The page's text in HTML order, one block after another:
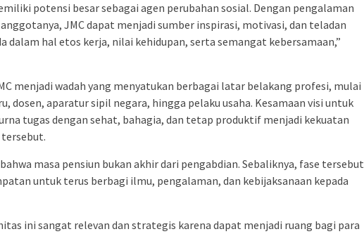
potensi besar sebagai agen perubahan sosial. Dengan pengalaman
JMC dapat menjadi sumber inspirasi, motivasi, dan teladan
dalam hal etos kerja, nilai kehidupan, serta semangat kebersamaan,”
menjadi wadah yang menyatukan berbagai latar belakang profesi, mulai
dosen, aparatur sipil negara, hingga pelaku usaha. Kesamaan visi untuk
tugas dengan sehat, bahagia, dan tetap produktif menjadi kekuatan
masa pensiun bukan akhir dari pengabdian. Sebaliknya, fase tersebut
untuk terus berbagi ilmu, pengalaman, dan kebijaksanaan kepada
ini sangat relevan dan strategis karena dapat menjadi ruang bagi para